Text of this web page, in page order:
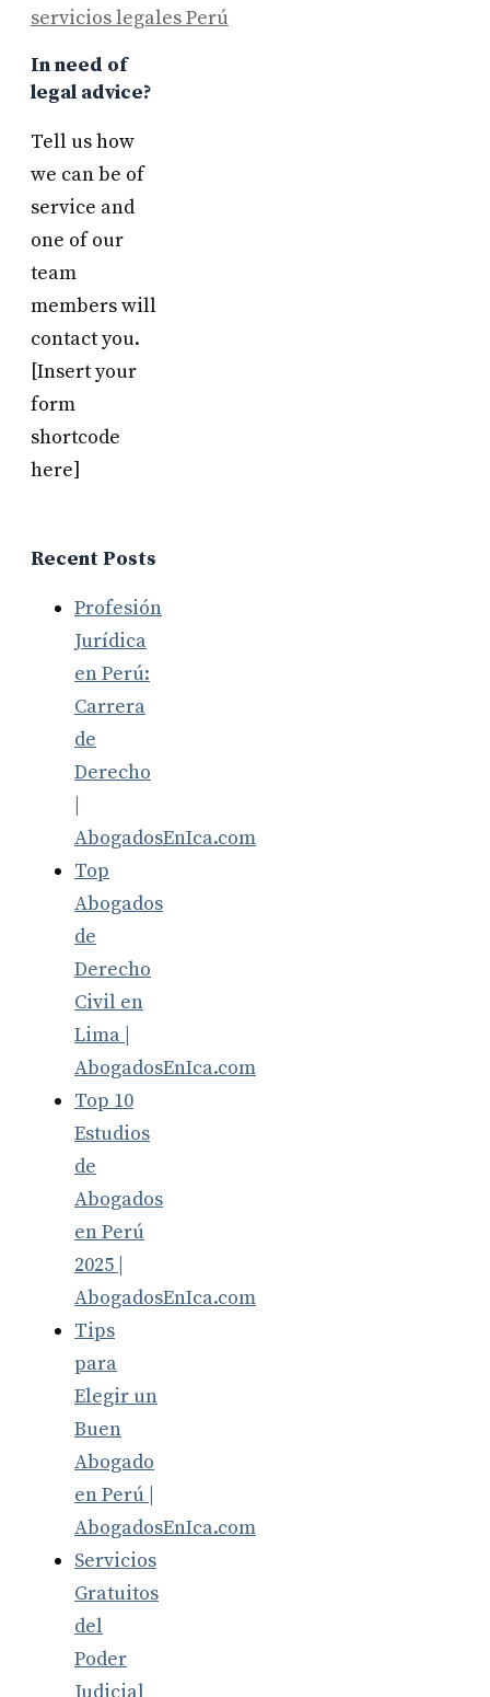
servicios legales Perú
In need of
legal advice?
Tell us how
we can be of
service and
one of our
team
members will
contact you.
[Insert your
form
shortcode
here]
Recent Posts
Profesión
Jurídica
en Perú:
Carrera
de
Derecho
AbogadosEnIca.com
Top
Abogados
de
Derecho
Civil en
Lima |
AbogadosEnIca.com
Top 10
Estudios
de
Abogados
en Perú
2025 |
AbogadosEnIca.com
Tips
para
Elegir un
Buen
Abogado
en Perú |
AbogadosEnIca.com
Servicios
Gratuitos
del
Poder